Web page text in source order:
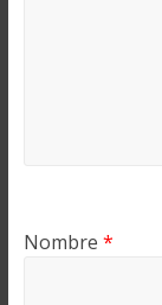
Nombre *